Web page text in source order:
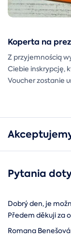
Koperta na
Z przyjemnością
Ciebie inskrypcję,
Voucher zostanie
wysłany
Pytania
Dobrý den, je
Předem děkuji za
Romana Benešová